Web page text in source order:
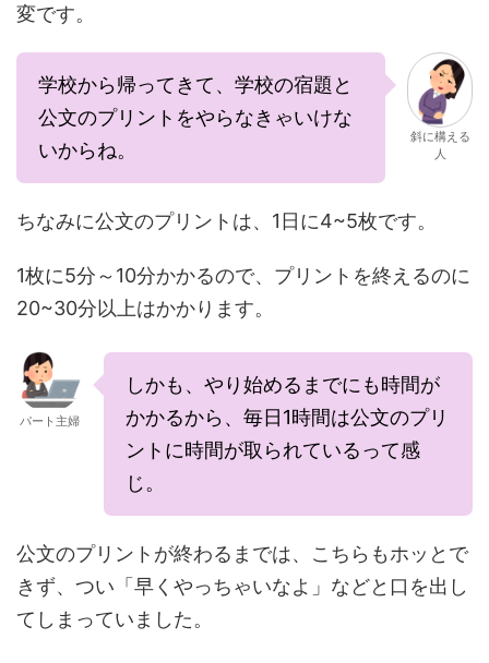
変です。
学校から帰ってきて、学校の宿題と
公文のプリントをやらなきゃいけな
いからね。
斜に構える
人
ちなみに公文のプリントは、1日に4~5枚です。
1枚に5分～10分かかるので、プリントを終えるのに
20~30分以上はかかります。
パート主婦
しかも、やり始めるまでにも時間が
かかるから、毎日1時間は公文のプリ
ントに時間が取られているって感
じ。
公文のプリントが終わるまでは、こちらもホッとで
きず、つい「早くやっちゃいなよ」などと口を出し
てしまっていました。